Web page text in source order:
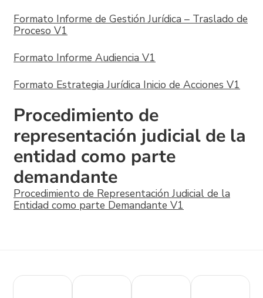
Formato Informe de Gestión Jurídica – Traslado de
Proceso V1
Formato Informe Audiencia V1
Formato Estrategia Jurídica Inicio de Acciones V1
Procedimiento de
representación judicial de la
entidad como parte
demandante
Procedimiento de Representación Judicial de la
Entidad como parte Demandante V1